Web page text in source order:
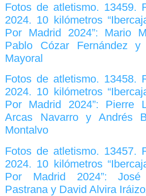
Fotos de atletismo. 13459.
2024. 10 kilómetros
Por Madrid 2024”: Mario
Pablo Cózar Fernández
Mayoral
Fotos de atletismo. 13458.
2024. 10 kilómetros
Por Madrid 2024”: Pierre
Arcas Navarro y Andrés
Montalvo
Fotos de atletismo. 13457.
2024. 10 kilómetros
Por Madrid 2024”:
Pastrana y David Alvira